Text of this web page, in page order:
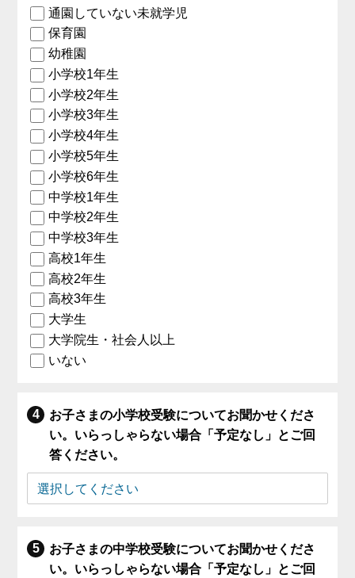
通園していない未就学児
保育園
幼稚園
小学校1年生
小学校2年生
小学校3年生
小学校4年生
小学校5年生
小学校6年生
中学校1年生
中学校2年生
中学校3年生
高校1年生
高校2年生
高校3年生
大学生
大学院生・社会人以上
いない
お子さまの小学校受験についてお聞かせくださ
い。いらっしゃらない場合「予定なし」とご回
答ください。
お子さまの中学校受験についてお聞かせくださ
い。いらっしゃらない場合「予定なし」とご回